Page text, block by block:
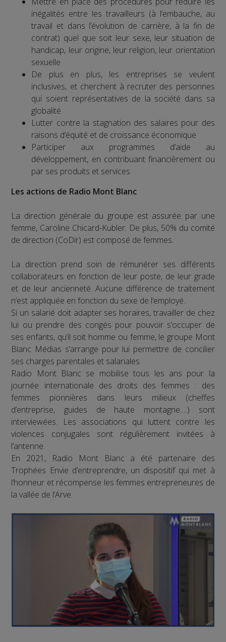
inégalités entre les travailleurs (à l’embauche, au
travail et dans l’évolution de carrière, à la fin de
contrat) quel que soit leur sexe, leur situation de
handicap, leur origine, leur religion, leur orientation
sexuelle
De plus en plus, les entreprises se veulent
inclusives, et cherchent à recruter des personnes
qui soient représentatives de la société dans sa
globalité
Lutter contre la stagnation des salaires pour des
raisons d’équité et de croissance économique
Participer aux programmes d’aide au
développement, en contribuant financièrement ou
par ses produits et services
Les actions de Radio Mont Blanc
La direction générale du groupe est assurée par une
femme, Caroline Chicard-Kubler. De plus, 50% du comité
de direction (CoDir) est composé de femmes.
La direction prend soin de rémunérer ses différents
collaborateurs en fonction de leur poste, de leur grade
et de leur ancienneté. Aucune différence de traitement
n’est appliquée en fonction du sexe de l’employé.
Si un salarié doit adapter ses horaires, travailler de chez
lui ou prendre des congés pour pouvoir s’occuper de
ses enfants, qu’il soit homme ou femme, le groupe Mont
Blanc Médias s’arrange pour lui permettre de concilier
ses charges parentales et salariales.
Radio Mont Blanc se mobilise tous les ans pour la
journée internationale des droits des femmes : des
femmes pionnières dans leurs milieux (cheffes
d’entreprise, guides de haute montagne….) sont
interviewées. Les associations qui luttent contre les
violences conjugales sont régulièrement invitées à
l’antenne.
En 2021, Radio Mont Blanc a été partenaire des
Trophées Envie d’entreprendre, un dispositif qui met à
l’honneur et récompense les femmes entrepreneures de
la vallée de l’Arve.